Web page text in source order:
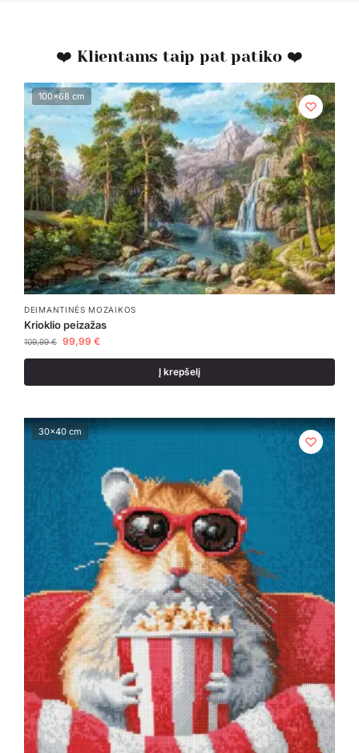
❤️ Klientams taip pat patiko ❤️
100x68 cm
DEIMANTINĖS MOZAIKOS
Krioklio peizažas
109,99€ 99,99 €
Į krepšelį
30x40 cm